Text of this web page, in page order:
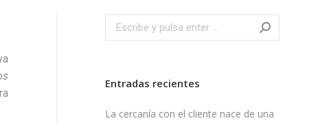
Search:
Entradas recientes
La cercanía con el cliente nace de una